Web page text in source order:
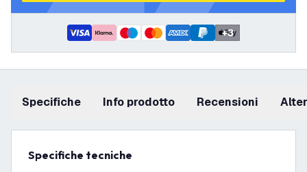
+3
Specifiche info prodotto recensioni
Specifiche tecniche